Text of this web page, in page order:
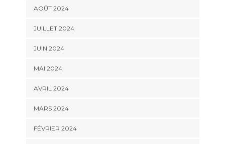
AOÛT 2024
JUILLET 2024
JUIN 2024
MAI 2024
AVRIL 2024
MARS 2024
FÉVRIER 2024